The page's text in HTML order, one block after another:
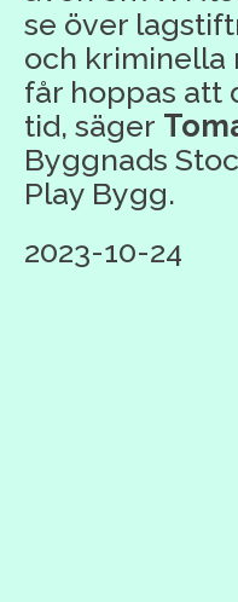
se över
och kriminella
får hoppas att
tid, säger
Byggnads
Play Bygg.
2023-10-24